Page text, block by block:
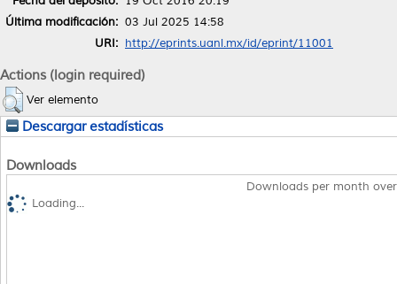
Última modificación: 03 Jul 2025 14:58
URI: http://eprints.uanl.mx/id/eprint/11001
Actions (login required)
Ver elemento
Descargar estadísticas
Downloads
Downloads per month
Loading...